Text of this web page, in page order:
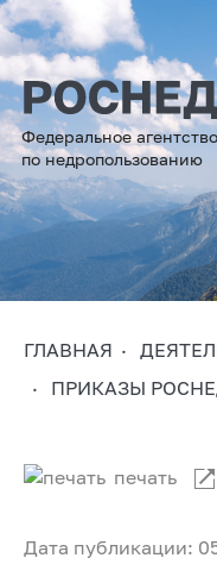
Федеральное агентство
по недропользованию
ГЛАВНАЯ
ПРИКАЗЫ
Дата публикации:
печать